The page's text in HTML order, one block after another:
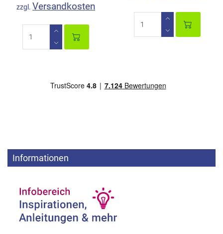
zzgl. Versandkosten
Informationen